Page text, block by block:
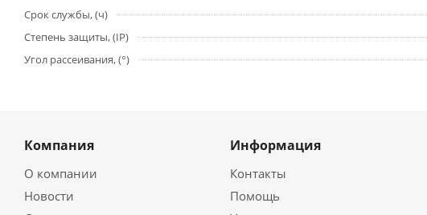
Срок службы, (ч)
Степень защиты, (IP)
Угол рассеивания, (°)
Компания
О компании
Новости
Информация
Контакты
Помощь